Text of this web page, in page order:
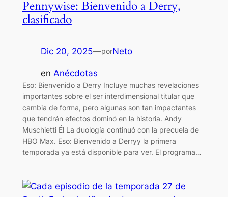
Pennywise: Bienvenido a Derry,
clasificado
Dic 20, 2025—porNeto
en Anécdotas
Eso: Bienvenido a Derry Incluye muchas revelaciones
importantes sobre el ser interdimensional titular que
cambia de forma, pero algunas son tan impactantes
que tendrán efectos dominó en la historia. Andy
Muschietti Él La duología continuó con la precuela de
HBO Max. Eso: Bienvenido a Derryy la primera
temporada ya está disponible para ver. El programa…